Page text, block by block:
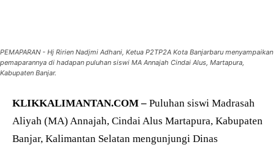
PEMAPARAN - Hj Ririen Nadjmi Adhani, Ketua P2TP2A Kota Banjarbaru menyampaikan
pemaparannya di hadapan puluhan siswi MA Annajah Cindai Alus, Martapura,
Kabupaten Banjar.
KLIKKALIMANTAN.COM – Puluhan siswi Madrasah
Aliyah (MA) Annajah, Cindai Alus Martapura, Kabupaten
Banjar, Kalimantan Selatan mengunjungi Dinas